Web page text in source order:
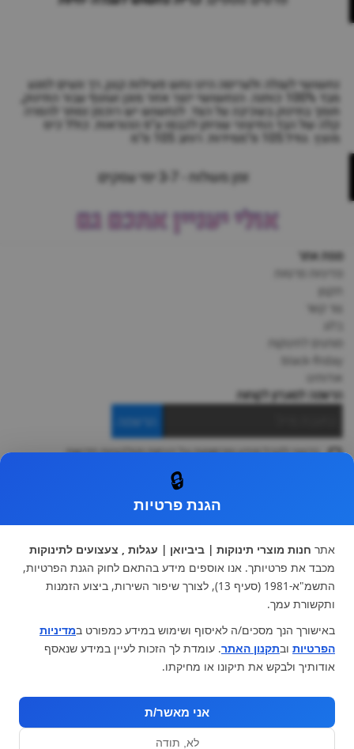
נחשושי לעגלה ולעריסה הינו נחש פעילות קטן, רך ונעים למגע
מבד 100% כותנה. הנחשושי יוצר אזור מוגן ועוטף עבור התינוק,
תומך בתינוק בשכיבה על הצד. לנחשוש יש רוכסן נסתר להסרה
קלה של הבד החיצוני שניתן לכבסו ע"פ ההוראות. כולל כיס
מוצץ. גודל:105 ס"ממידות: רוחב 105 ס"מ
זמן משלוח - 3-7 ימי עסקים
אולי יעניין אתכם גם
מפת אתר
צור קשר
מותגים לתינוקות
black-friday
אודותינו
הרשמה למועדון לקוחות
הרשמה
ברצוני לקבל מידע ופרסומות על הנחות וקולקציות חדשות
עגלות וטיולונים
כיסא בטיחות ואביזרים
ריהוט לתינוקות
מצעים למיטת תינוק וטקסטיל
צעצועי ילדים
על גלגלים
הנקה והאכלה
מוצרי אמבטיה
מוזמנים לבקר אותנו:
🔒
הגנת פרטיות
אתר חנות מוצרי תינוקות | ביביואן | עגלות , צעצועים לתינוקות
מכבד את פרטיותך. אנו אוספים מידע בהתאם לחוק הגנת הפרטיות,
התשמ"א-1981 (סעיף 13), לצורך שיפור השירות, ביצוע הזמנות
ותקשורת עמך.
באישורך הנך מסכים/ה לאיסוף ושימוש במידע כמפורט במדיניות
הפרטיות ובתקנון האתר. עומדת לך הזכות לעיין במידע שנאסף
אודותיך ולבקש את תיקונו או מחיקתו.
אני מאשר/ת
לא, תודה